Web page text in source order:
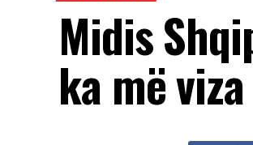
Midis
ka më viza